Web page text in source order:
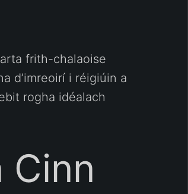
frith-chalaoise
d’imreoirí i réigiúin a
rogha idéalach
Cinn